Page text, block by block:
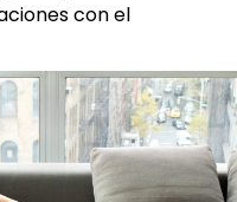
con el